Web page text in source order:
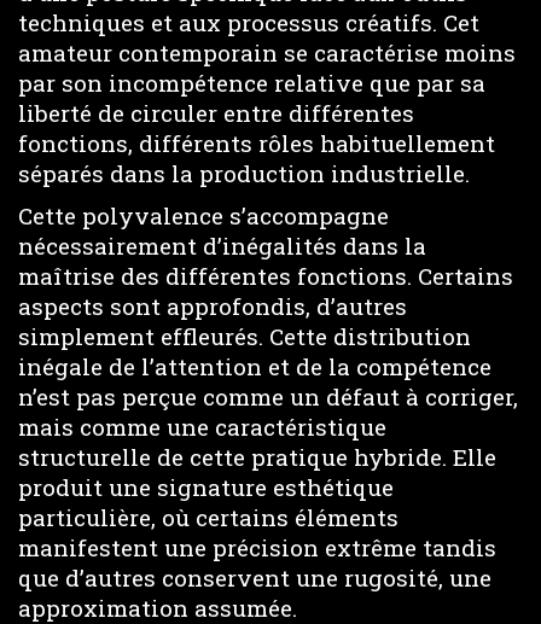
techniques et aux processus créatifs. Cet
amateur contemporain se caractérise moins
par son incompétence relative que par sa
liberté de circuler entre différentes
fonctions, différents rôles habituellement
séparés dans la production industrielle.
Cette polyvalence s’accompagne
nécessairement d’inégalités dans la
maîtrise des différentes fonctions. Certains
aspects sont approfondis, d’autres
simplement effleurés. Cette distribution
inégale de l’attention et de la compétence
n’est pas perçue comme un défaut à corriger,
mais comme une caractéristique
structurelle de cette pratique hybride. Elle
produit une signature esthétique
particulière, où certains éléments
manifestent une précision extrême tandis
que d’autres conservent une rugosité, une
approximation assumée.